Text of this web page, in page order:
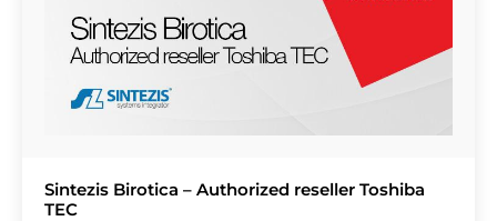
Sintezis Birotica – Authorized reseller Toshiba
TEC